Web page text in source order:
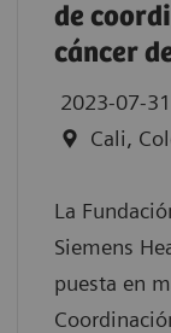
de
cáncer
2023-07-31
Cali,
La
Siemens
puesta en